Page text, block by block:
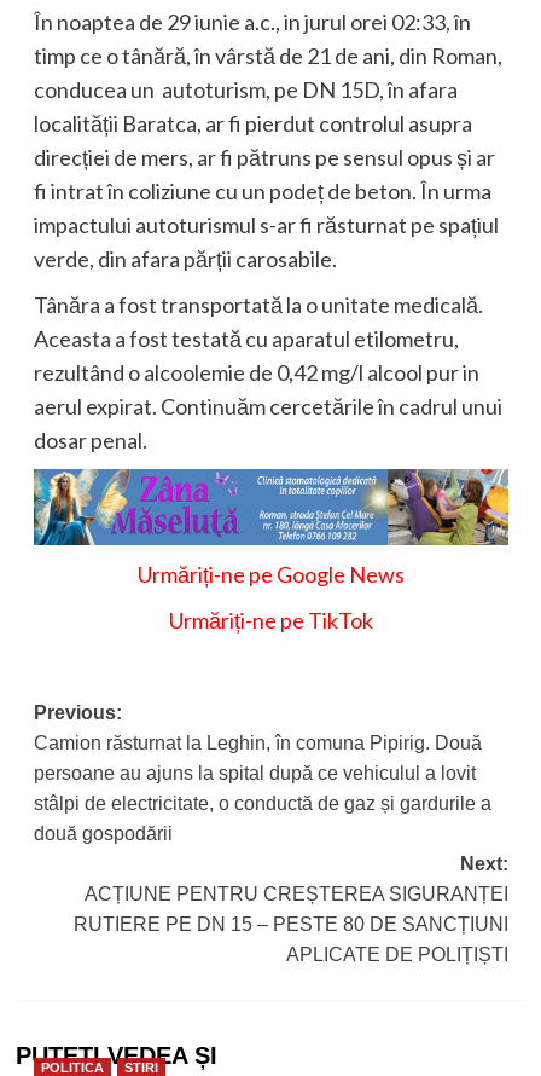
În noaptea de 29 iunie a.c., in jurul orei 02:33, în
timp ce o tânără, în vârstă de 21 de ani, din Roman,
conducea un autoturism, pe DN 15D, în afara
localității Baratca, ar fi pierdut controlul asupra
direcției de mers, ar fi pătruns pe sensul opus și ar
fi intrat în coliziune cu un podeț de beton. În urma
impactului autoturismul s-ar fi răsturnat pe spațiul
verde, din afara părții carosabile.
Tânăra a fost transportată la o unitate medicală.
Aceasta a fost testată cu aparatul etilometru,
rezultând o alcoolemie de 0,42 mg/l alcool pur in
aerul expirat. Continuăm cercetările în cadrul unui
dosar penal.
Urmăriți-ne pe Google News
Urmăriți-ne pe TikTok
Post
navigation
Previous:
Camion răsturnat la Leghin, în comuna Pipirig. Două
persoane au ajuns la spital după ce vehiculul a lovit
stâlpi de electricitate, o conductă de gaz și gardurile a
două gospodării
Next:
ACȚIUNE PENTRU CREȘTEREA SIGURANȚEI
RUTIERE PE DN 15 – PESTE 80 DE SANCȚIUNI
APLICATE DE POLIȚIȘTI
PUTEȚI VEDEA ȘI
POLITICA STIRI